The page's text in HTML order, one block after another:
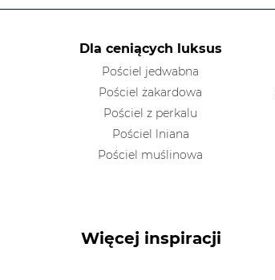
Dla ceniących luksus
Pościel jedwabna
Pościel żakardowa
Pościel z perkalu
Pościel lniana
Pościel muślinowa
Więcej inspiracji